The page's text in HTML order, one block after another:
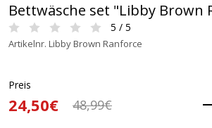
Bettwäsche set "Libby Brown
5 / 5
Artikelnr. Libby Brown Ranforce
Preis
24,50€ 48,99€